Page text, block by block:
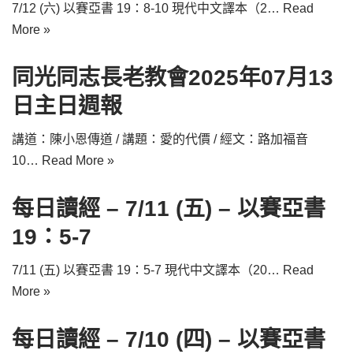
7/12 (六) 以賽亞書 19：8-10 現代中文譯本（2… Read
More »
同光同志長老教會2025年07月13
日主日週報
講道：陳小恩傳道 / 講題：愛的代價 / 經文：路加福音
10… Read More »
每日讀經 – 7/11 (五) – 以賽亞書
19：5-7
7/11 (五) 以賽亞書 19：5-7 現代中文譯本（20… Read
More »
每日讀經 – 7/10 (四) – 以賽亞書